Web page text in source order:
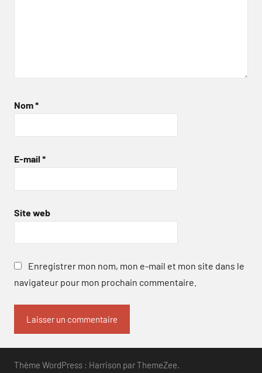
Nom*
E-mail *
Site web
Enregistrer mon nom, mon e-mail et mon site dans le
navigateur pour mon prochain commentaire.
Thème WordPress : Harrison par ThemeZee.